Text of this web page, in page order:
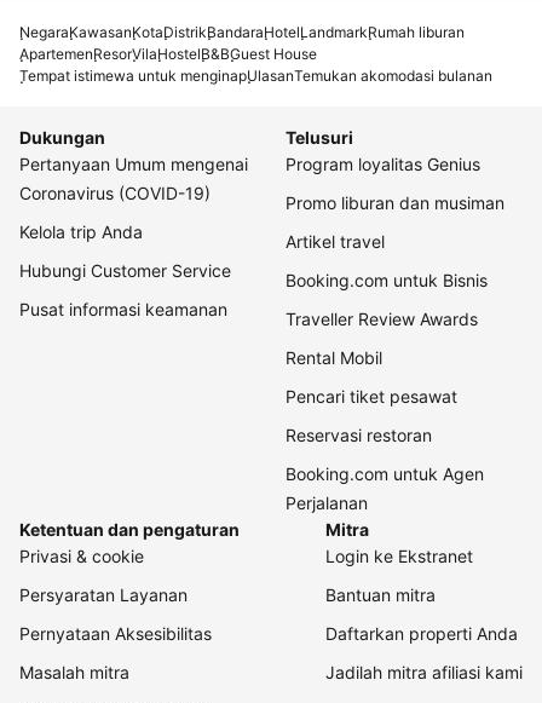
NegaraKawasanKotaDistrikBandaraHotelLandmarkRumah liburan
ApartemenResorVilaHostelB&BGuest House
Tempat istimewa untuk menginapUlasanTemukan akomodasi bulanan
Dukungan
Pertanyaan Umum mengenai
Coronavirus (COVID-19)
Kelola trip Anda
Hubungi Customer Service
Pusat informasi keamanan
Telusuri
Program loyalitas Genius
Promo liburan dan musiman
Artikel travel
Booking.com untuk Bisnis
Traveller Review Awards
Rental Mobil
Pencari tiket pesawat
Reservasi restoran
Booking.com untuk Agen
Perjalanan
Ketentuan dan pengaturan
Privasi & cookie
Persyaratan Layanan
Pernyataan Aksesibilitas
Masalah mitra
Mitra
Login ke Ekstranet
Bantuan mitra
Daftarkan properti Anda
Jadilah mitra afiliasi kami